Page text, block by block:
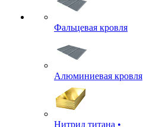
Фальцевая кровля
Алюминиевая кровля
Нитрид титана •